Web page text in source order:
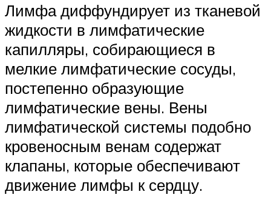
Лимфа диффундирует из тканевой
жидкости в лимфатические
капилляры, собирающиеся в
мелкие лимфатические сосуды,
постепенно образующие
лимфатические вены. Вены
лимфатической системы подобно
кровеносным венам содержат
клапаны, которые обеспечивают
движение лимфы к сердцу.